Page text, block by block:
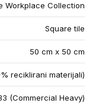
Workplace Collection
Square tile
50 cm x 50 cm
reciklirani materijali)
(Commercial Heavy)